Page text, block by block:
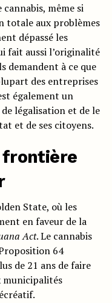
même si
totale aux problèmes
dépassé les
fait aussi l’originalité
demandent à ce que
des entreprises
également un
légalisation et de le
et de ses citoyens.
frontière
State, où les
en faveur de la
Act. Le cannabis
64
de 21 ans de faire
municipalités